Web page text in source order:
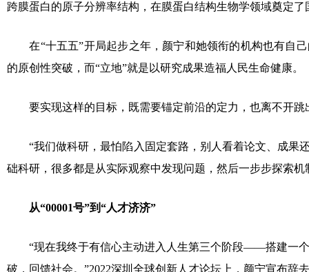
跨膜蛋白的原子分辨率结构，在膜蛋白结构生物学领域奠定了
在“十五五”开局起步之年，颜宁和她领衔的机构也有自
的原创性突破，而“立地”就是以研究成果造福人民生命健康。
要实现这样的目标，既需要锚定前沿的定力，也离不开
“我们做科研，最怕陷入固定套路，别人看着论文、成果
础科研，很多都是从实际观察中发现问题，然后一步步探索
从“00001号”到“人才济济”
“现在我终于有信心主动进入人生第三个阶段——搭建一
破，回馈社会。”2022深圳全球创新人才论坛上，颜宁宣布